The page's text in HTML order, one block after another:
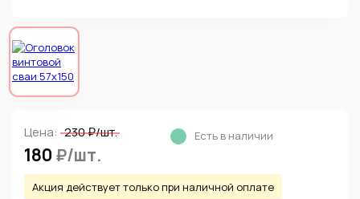
Цена: 230 ₽/шт.
180 ₽/шт.
Есть в наличии
Акция действует только при наличной оплате